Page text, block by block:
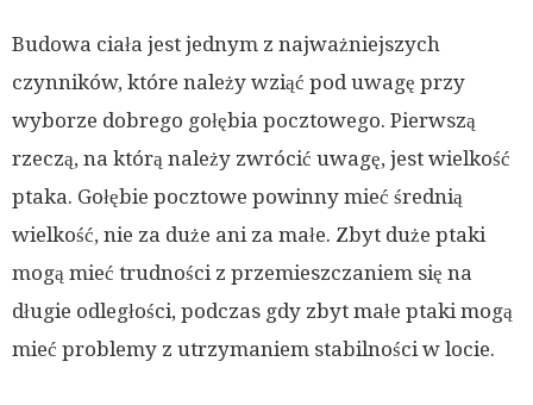
Budowa ciała jest jednym z najważniejszych
czynników, które należy wziąć pod uwagę przy
wyborze dobrego gołębia pocztowego. Pierwszą
rzeczą, na którą należy zwrócić uwagę, jest wielkość
ptaka. Gołębie pocztowe powinny mieć średnią
wielkość, nie za duże ani za małe. Zbyt duże ptaki
mogą mieć trudności z przemieszczaniem się na
długie odległości, podczas gdy zbyt małe ptaki mogą
mieć problemy z utrzymaniem stabilności w locie.